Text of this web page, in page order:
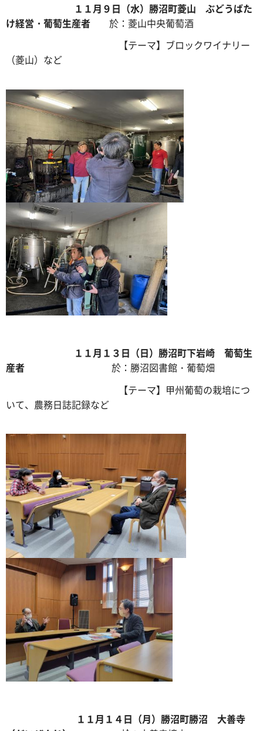
１１月９日（水）勝沼町菱山 ぶどうばた
け経営・葡萄生産者
於：菱山中央葡萄酒
【テーマ】ブロックワイナリー
（菱山）など
１１月１３日（日）勝沼町下岩崎 葡萄生
産者
於：勝沼図書館・葡萄畑
【テーマ】甲州葡萄の栽培につ
いて、農務日誌記録など
１１月１４日（月）勝沼町勝沼 大善寺